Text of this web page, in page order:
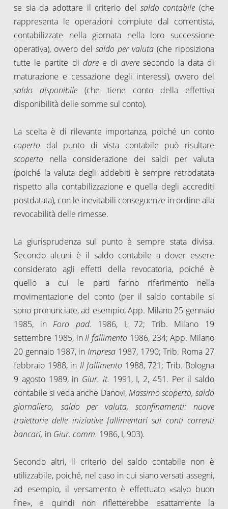
se sia da adottare il criterio del saldo contabile (che
rappresenta le operazioni compiute dal correntista,
contabilizzate nella giornata nella loro successione
operativa), ovvero del saldo per valuta (che riposiziona
tutte le partite di daree diavere secondo la data di
maturazione e cessazione degli interessi), ovvero del
saldo disponibile (che tiene conto della effettiva
disponibilità delle somme sul conto).
La scelta è di rilevante importanza, poiché un conto
coperto dal punto di vista contabile può risultare
scoperto nella considerazione dei saldi per valuta
(poiché la valuta degli addebiti è sempre retrodatata
rispetto alla contabilizzazione e quella degli accrediti
postdatata), con le inevitabili conseguenze in ordine alla
revocabilità delle rimesse.
La giurisprudenza sul punto è sempre stata divisa.
Secondo alcuni è il saldo contabile a dover essere
considerato agli effetti della revocatoria, poiché è
quello a cui le parti fanno riferimento nella
movimentazione del conto (per il saldo contabile si
sono pronunciate, ad esempio, App. Milano 25 gennaio
1985, in Foro pad. 1986, I, 72; Trib. Milano 19
settembre 1985, in Il fallimento 1986, 234; App. Milano
20 gennaio 1987, in Impresa 1987, 1790; Trib. Roma 27
febbraio 1988, in Il fallimento 1988, 721; Trib. Bologna
9 agosto 1989, in Giur. it. 1991, I, 2, 451. Per il saldo
contabile si veda anche Danovi, Massimo scoperto, saldo
giornaliero, saldo per valuta, sconfinamenti: nuove
traiettorie delle iniziative fallimentari sui conti correnti
bancari, in Giur. comm. 1986, I, 903).
Secondo altri, il criterio del saldo contabile non è
utilizzabile, poiché, nel caso in cui siano versati assegni,
ad esempio, il versamento è effettuato «salvo buon
fine», e quindi non rifletterebbe esattamente la